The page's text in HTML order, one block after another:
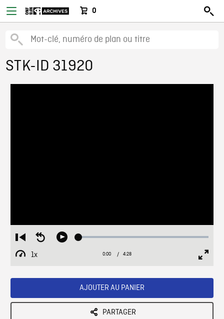
0
STK-ID 31920
Restart
from
beginning
Seek
Play Loaded:
1x
Playback
Current
0:00 / Duration
4:28
AJOUTER AU PANIER
PARTAGER